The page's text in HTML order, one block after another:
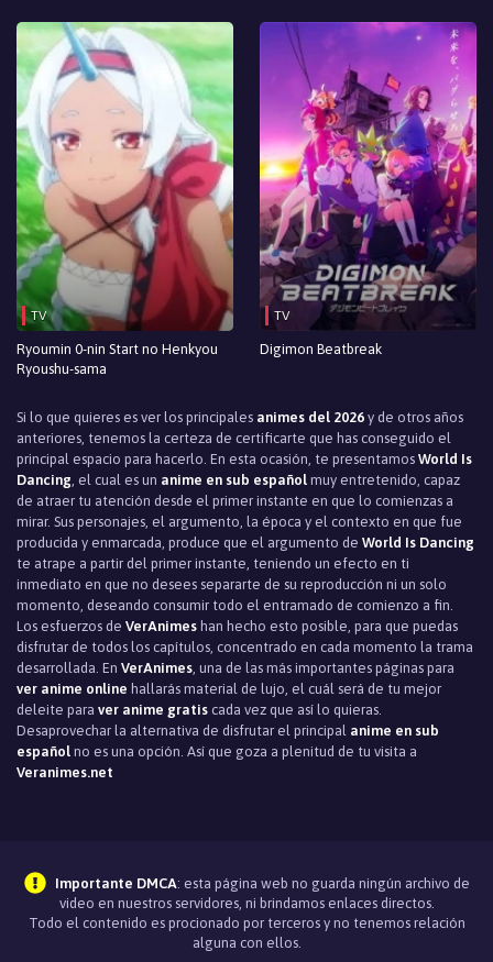
TV
Ryoumin 0-nin Start no Henkyou
Ryoushu-sama
TV
Digimon Beatbreak
Si lo que quieres es ver los principales animes del 2026 y de otros años
anteriores, tenemos la certeza de certificarte que has conseguido el
principal espacio para hacerlo. En esta ocasión, te presentamos World Is
Dancing , el cual es un anime en sub español muy entretenido, capaz
de atraer tu atención desde el primer instante en que lo comienzas a
mirar. Sus personajes, el argumento, la época y el contexto en que fue
producida y enmarcada, produce que el argumento de World Is Dancing
te atrape a partir del primer instante, teniendo un efecto en ti
inmediato en que no desees separarte de su reproducción ni un solo
momento, deseando consumir todo el entramado de comienzo a fin.
Los esfuerzos de VerAnimes han hecho esto posible, para que puedas
disfrutar de todos los capítulos, concentrado en cada momento la trama
desarrollada. En VerAnimes , una de las más importantes páginas para
ver anime online hallarás material de lujo, el cuál será de tu mejor
deleite para ver anime gratis cada vez que así lo quieras.
Desaprovechar la alternativa de disfrutar el principal anime en sub
español no es una opción. Así que goza a plenitud de tu visita a
Veranimes.net
Importante DMCA: esta página web no guarda ningún archivo de
video en nuestros servidores, ni brindamos enlaces directos.
Todo el contenido es procionado por terceros y no tenemos relación
alguna con ellos.